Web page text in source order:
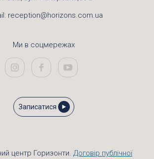
reception@horizons.com.ua
Ми в соцмережах
Записатися
центр Горизонти. Договір публічної